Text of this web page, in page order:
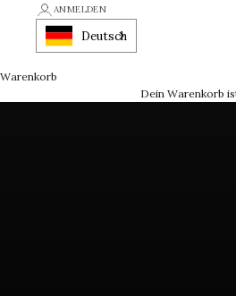
ANMELDEN
Deutsch
Warenkorb
Dein Warenkorb
Ein Schmuckstück